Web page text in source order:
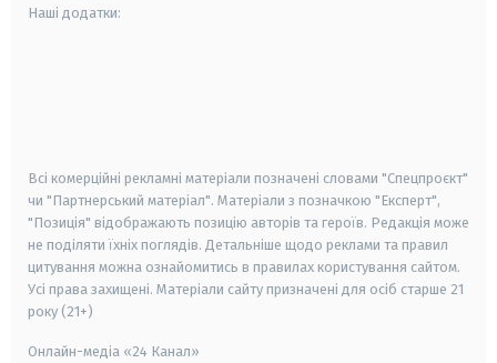
Наші додатки:
Всі комерційні рекламні матеріали позначені словами "Спецпроєкт"
чи "Партнерський матеріал". Матеріали з позначкою "Експерт",
"Позиція" відображають позицію авторів та героїв. Редакція може
не поділяти їхніх поглядів. Детальніше щодо реклами та правил
цитування можна ознайомитись в правилах користування сайтом.
Усі права захищені. Матеріали сайту призначені для осіб старше 21
року (21+)
Онлайн-медіа «24 Канал»